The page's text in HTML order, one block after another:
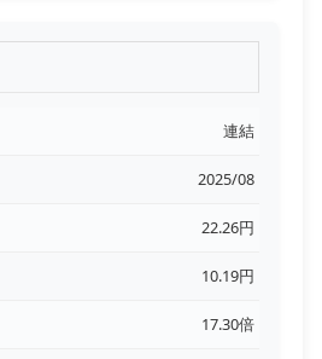
連結
2025/08
22.26円
10.19円
17.30倍